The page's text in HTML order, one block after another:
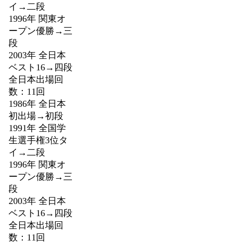
イ→二段
1996年 関東オ
ープン優勝→三
段
2003年 全日本
ベスト16→四段
全日本出場回
数：11回
1986年 全日本
初出場→初段
1991年 全国学
生選手権3位タ
イ→二段
1996年 関東オ
ープン優勝→三
段
2003年 全日本
ベスト16→四段
全日本出場回
数：11回